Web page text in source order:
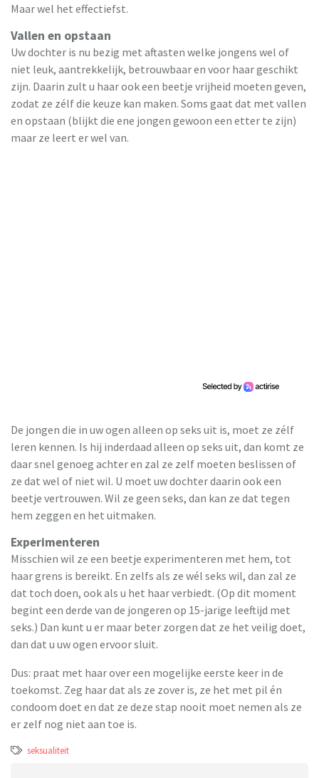
Maar wel het effectiefst.
Vallen en opstaan
Uw dochter is nu bezig met aftasten welke jongens wel of
niet leuk, aantrekkelijk, betrouwbaar en voor haar geschikt
zijn. Daarin zult u haar ook een beetje vrijheid moeten geven,
zodat ze zélf die keuze kan maken. Soms gaat dat met vallen
en opstaan (blijkt die ene jongen gewoon een etter te zijn)
maar ze leert er wel van.
De jongen die in uw ogen alleen op seks uit is, moet ze zélf
leren kennen. Is hij inderdaad alleen op seks uit, dan komt ze
daar snel genoeg achter en zal ze zelf moeten beslissen of
ze dat wel of niet wil. U moet uw dochter daarin ook een
beetje vertrouwen. Wil ze geen seks, dan kan ze dat tegen
hem zeggen en het uitmaken.
Experimenteren
Misschien wil ze een beetje experimenteren met hem, tot
haar grens is bereikt. En zelfs als ze wél seks wil, dan zal ze
dat toch doen, ook als u het haar verbiedt. (Op dit moment
begint een derde van de jongeren op 15-jarige leeftijd met
seks.) Dan kunt u er maar beter zorgen dat ze het veilig doet,
dan dat u uw ogen ervoor sluit.
Dus: praat met haar over een mogelijke eerste keer in de
toekomst. Zeg haar dat als ze zover is, ze het met pil én
condoom doet en dat ze deze stap nooit moet nemen als ze
er zelf nog niet aan toe is.
seksualiteit